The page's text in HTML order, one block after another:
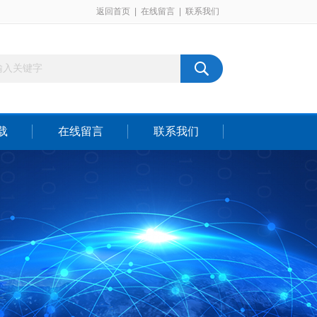
返回首页 在线留言 联系我们
在线留言 联系我们